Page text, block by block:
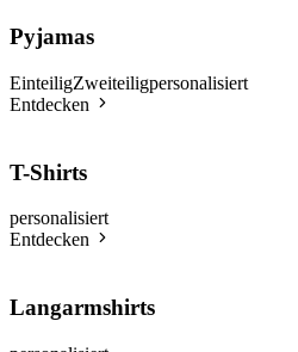
Pyjamas
EinteiligZweiteiligpersonalisiert
Entdecken
T-Shirts
personalisiert
Entdecken
Langarmshirts